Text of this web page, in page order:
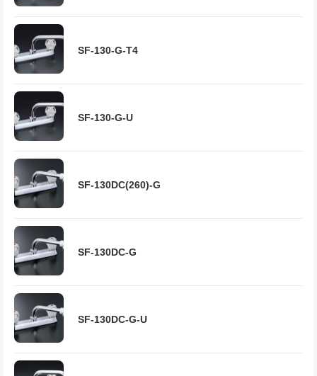
SF-130-G-T4
SF-130-G-U
SF-130DC(260)-G
SF-130DC-G
SF-130DC-G-U